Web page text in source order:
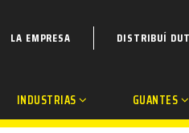
LA EMPRESA DISTRIBUÍ
INDUSTRIAS GUANTES